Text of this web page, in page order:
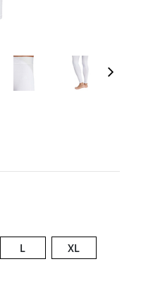
L
XL